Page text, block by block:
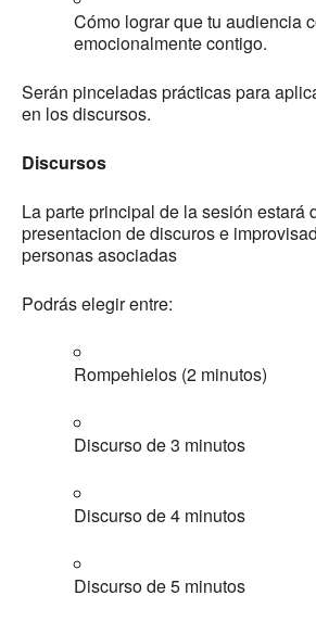
Cómo lograr que tu audiencia
emocionalmente contigo.
Serán pinceladas prácticas para
en los discursos.
Discursos
La parte principal de la sesión estará
presentacion de discuros e
personas asociadas
Podrás elegir entre:
Rompehielos (2 minutos)
Discurso de 3 minutos
Discurso de 4 minutos
Discurso de 5 minutos